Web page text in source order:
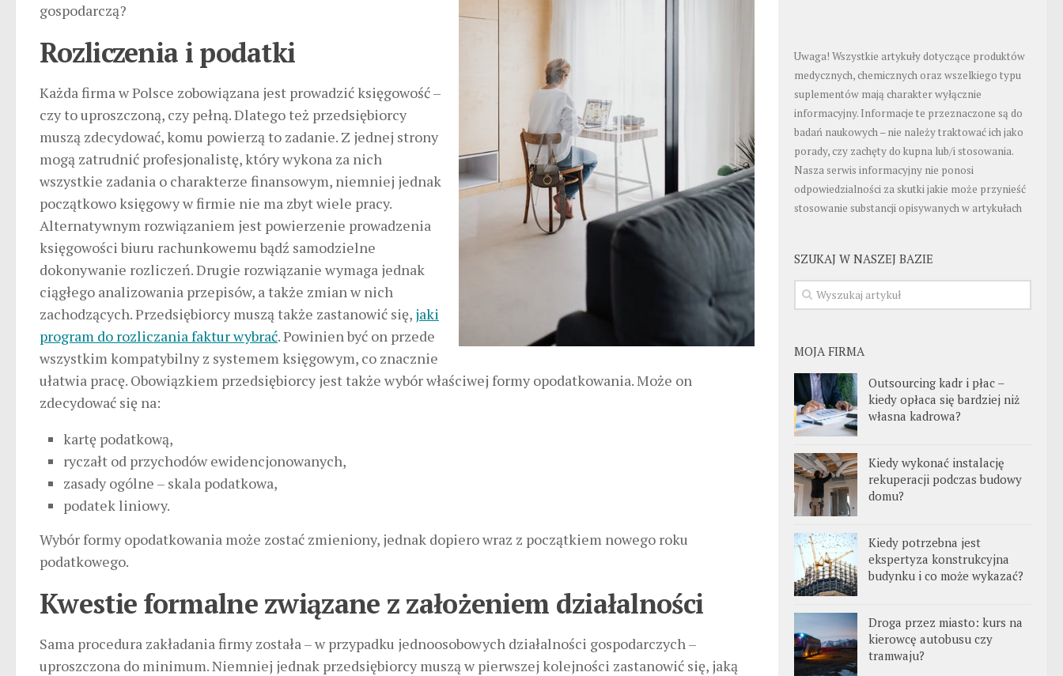
gospodarczą?
Rozliczenia i podatki
Każda firma w Polsce zobowiązana jest prowadzić księgowość –
czy to uproszczoną, czy pełną. Dlatego też przedsiębiorcy
muszą zdecydować, komu powierzą to zadanie. Z jednej strony
mogą zatrudnić profesjonalistę, który wykona za nich
wszystkie zadania o charakterze finansowym, niemniej jednak
początkowo księgowy w firmie nie ma zbyt wiele pracy.
Alternatywnym rozwiązaniem jest powierzenie prowadzenia
księgowości biuru rachunkowemu bądź samodzielne
dokonywanie rozliczeń. Drugie rozwiązanie wymaga jednak
ciągłego analizowania przepisów, a także zmian w nich
zachodzących. Przedsiębiorcy muszą także zastanowić się, jaki
program do rozliczania faktur wybrać. Powinien być on przede
wszystkim kompatybilny z systemem księgowym, co znacznie
ułatwia pracę. Obowiązkiem przedsiębiorcy jest także wybór właściwej formy opodatkowania. Może on
zdecydować się na:
kartę podatkową,
ryczałt od przychodów ewidencjonowanych,
zasady ogólne – skala podatkowa,
podatek liniowy.
Wybór formy opodatkowania może zostać zmieniony, jednak dopiero wraz z początkiem nowego roku
podatkowego.
Kwestie formalne związane z założeniem działalności
Sama procedura zakładania firmy została – w przypadku jednoosobowych działalności gospodarczych –
uproszczona do minimum. Niemniej jednak przedsiębiorcy muszą w pierwszej kolejności zastanowić się, jaką
Uwaga! Wszystkie artykuły dotyczące produktów
medycznych, chemicznych oraz wszelkiego typu
suplementów mają charakter wyłącznie
informacyjny. Informacje te przeznaczone są do
badań naukowych – nie należy traktować ich jako
porady, czy zachęty do kupna lub/i stosowania.
Nasza serwis informacyjny nie ponosi
odpowiedzialności za skutki jakie może przynieść
stosowanie substancji opisywanych w artykułach
SZUKAJ W NASZEJ BAZIE
MOJA FIRMA
Outsourcing kadr i płac –
kiedy opłaca się bardziej niż
własna kadrowa?
Kiedy wykonać instalację
rekuperacji podczas budowy
domu?
Kiedy potrzebna jest
ekspertyza konstrukcyjna
budynku i co może wykazać?
Droga przez miasto: kurs na
kierowcę autobusu czy
tramwaju?